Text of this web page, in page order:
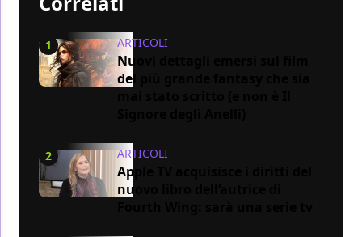
1 ARTICOLI
Nuovi dettagli emersi sul film
del più grande fantasy che sia
2 ARTICOLI
Apple TV acquisisce i diritti del
nuovo libro dell’autrice di